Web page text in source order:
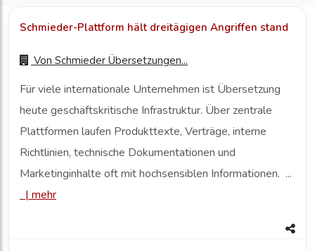
Schmieder-Plattform hält dreitägigen Angriffen stand
Von Schmieder Übersetzungen...
Für viele internationale Unternehmen ist Übersetzung
heute geschäftskritische Infrastruktur. Über zentrale
Plattformen laufen Produkttexte, Verträge, interne
Richtlinien, technische Dokumentationen und
Marketinginhalte oft mit hochsensiblen Informationen. ...
| mehr